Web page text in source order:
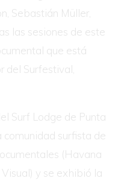
Sebastián Müller,
las sesiones de este
que está
del Surfestival,
Surf Lodge de Punta
comunidad surfista de
(Havana
y se exhibió la